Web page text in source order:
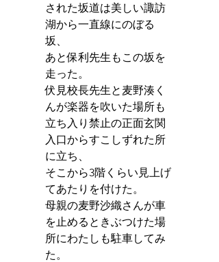
された坂道は美しい諏訪
湖から一直線にのぼる
坂、
あと保利先生もこの坂を
走った。
伏見校長先生と麦野湊く
んが楽器を吹いた場所も
立ち入り禁止の正面玄関
入口からすこしずれた所
に立ち、
そこから3階くらい見上げ
てあたりを付けた。
母親の麦野沙織さんが車
を止めるときぶつけた場
所にわたしも駐車してみ
た。